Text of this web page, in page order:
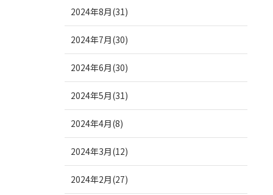
2024年8月(31)
2024年7月(30)
2024年6月(30)
2024年5月(31)
2024年4月(8)
2024年3月(12)
2024年2月(27)